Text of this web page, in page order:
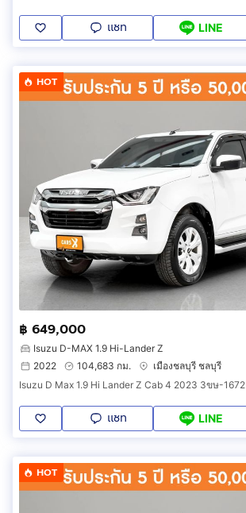
แชท LINE
HOT
฿ 649,000
Isuzu D-MAX 1.9 Hi-Lander Z
2022
104,683 กม.
เมืองชลบุรี ชลบุรี
Isuzu D Max 1.9 Hi Lander Z Cab 4 2023 3ขษ-1672
แชท LINE
HOT